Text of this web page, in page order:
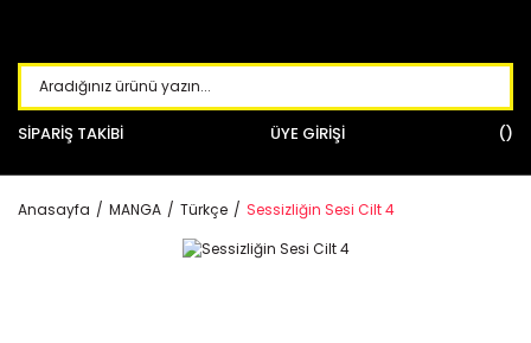
SİPARİŞ TAKİBİ ÜYE GİRİŞİ
Anasayfa MANGA Türkçe Sessizliğin Sesi Cilt 4